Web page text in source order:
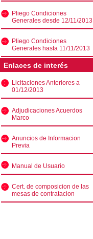
Pliego Condiciones
Generales desde 12/11/2013
Pliego Condiciones
Generales hasta 11/11/2013
Enlaces de interés
Licitaciones Anteriores a
01/12/2013
Adjudicaciones Acuerdos
Marco
Anuncios de Informacion
Previa
Manual de Usuario
Cert. de composicion de las
mesas de contratacion